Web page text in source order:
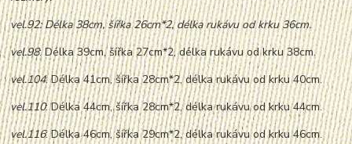
vel.92: Délka 38cm, šířka 26cm*2, délka rukávu od krku 36cm.
vel.98: Délka 39cm, šířka 27cm*2, délka rukávu od krku 38cm.
vel.104: Délka 41cm, šířka 28cm*2, délka rukávu od krku 40cm.
vel.110: Délka 44cm, šířka 28cm*2, délka rukávu od krku 44cm.
vel.116: Délka 46cm, šířka 29cm*2, délka rukávu od krku 46cm.